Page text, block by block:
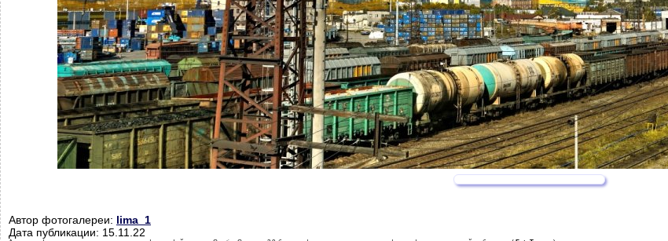
Автор фотогалереи: lima_1
Дата публикации: 15.11.22